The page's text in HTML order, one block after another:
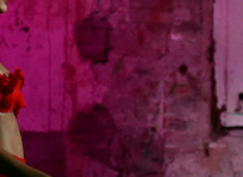
Consumismi
Storie/Idee
Ok Boomer!
Media
Europa